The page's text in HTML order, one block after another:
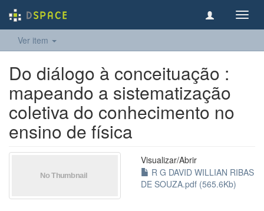
Ver item
Do diálogo à conceituação :
mapeando a sistematização
coletiva do conhecimento no
ensino de física
Visualizar/Abrir
R G DAVID WILLIAN RIBAS
DE SOUZA.pdf (565.6Kb)